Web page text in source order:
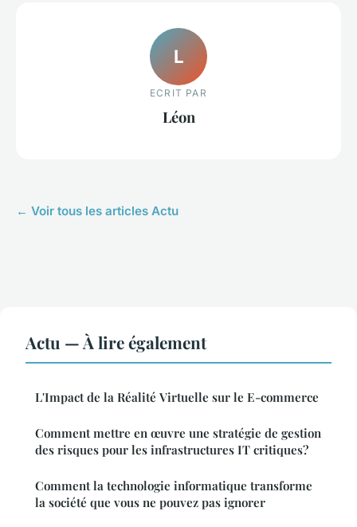
L
ECRIT PAR
Léon
← Voir tous les articles Actu
Actu — À lire également
L'Impact de la Réalité Virtuelle sur le E-commerce
Comment mettre en œuvre une stratégie de gestion
des risques pour les infrastructures IT critiques?
Comment la technologie informatique transforme
la société que vous ne pouvez pas ignorer